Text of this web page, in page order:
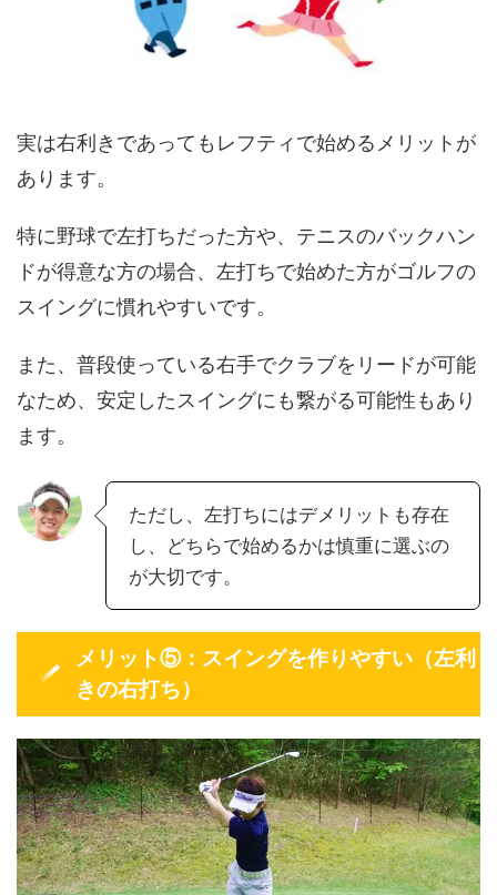
実は右利きであってもレフティで始めるメリットが
あります。
特に野球で左打ちだった方や、テニスのバックハン
ドが得意な方の場合、左打ちで始めた方がゴルフの
スイングに慣れやすいです。
また、普段使っている右手でクラブをリードが可能
なため、安定したスイングにも繋がる可能性もあり
ます。
ただし、左打ちにはデメリットも存在
し、どちらで始めるかは慎重に選ぶの
が大切です。
メリット⑤：スイングを作りやすい（左利
きの右打ち）